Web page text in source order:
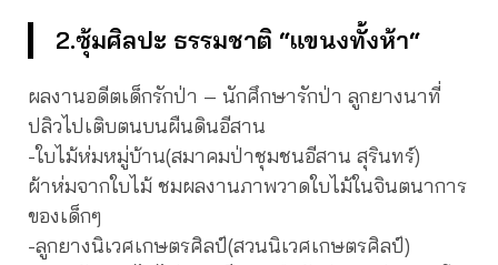
2.ซุ้มศิลปะ ธรรมชาติ “แขนงทั้งห้า“
ผลงานอดีตเด็กรักป่า – นักศึกษารักป่า ลูกยางนาที่
ปลิวไปเติบตนบนผืนดินอีสาน
-ใบไม้ห่มหมู่บ้าน(สมาคมป่าชุมชนอีสาน สุรินทร์)
ผ้าห่มจากใบไม้ ชมผลงานภาพวาดใบไม้ในจินตนาการ
ของเด็กๆ
-ลูกยางนิเวศเกษตรศิลป์(สวนนิเวศเกษตรศิลป์)